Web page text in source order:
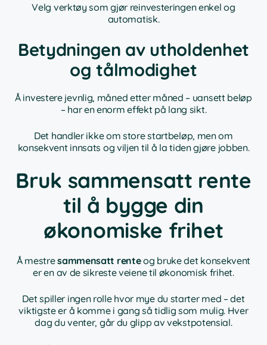
Velg verktøy som gjør reinvesteringen enkel og
automatisk.
Betydningen av utholdenhet
og tålmodighet
Å investere jevnlig, måned etter måned – uansett beløp
– har en enorm effekt på lang sikt.
Det handler ikke om store startbeløp, men om
konsekvent innsats og viljen til å la tiden gjøre jobben.
Bruk sammensatt rente
til å bygge din
økonomiske frihet
Å mestresammensatt renteog bruke det konsekvent
er en av de sikreste veiene til økonomisk frihet.
Det spiller ingen rolle hvor mye du starter med – det
viktigste er å komme i gang så tidlig som mulig. Hver
dag du venter, går du glipp av vekstpotensial.